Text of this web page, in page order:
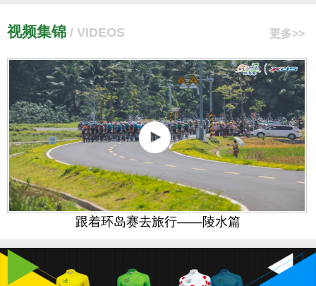
视频集锦/ VIDEOS 更多>>
跟着环岛赛去旅行——陵水篇